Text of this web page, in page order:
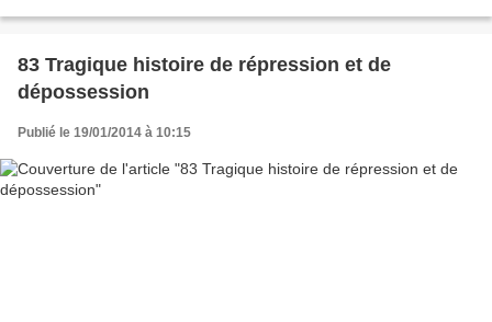
83 Tragique histoire de répression et de
dépossession
Publié le 19/01/2014 à 10:15